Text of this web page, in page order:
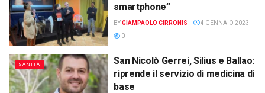
smartphone”
BYGIAMPAOLO CIRRONIS
4 GENNAIO 2023
0
SANITÀ
San Nicolò Gerrei, Silius e Ballao:
riprende il servizio di medicina di
base